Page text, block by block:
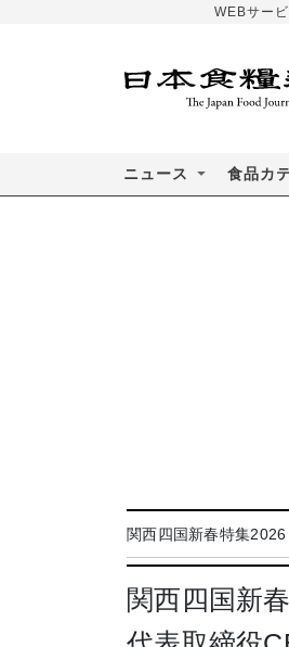
WEBサー
ニュース 食品カ
関西四国新春特集2026
関西四国新